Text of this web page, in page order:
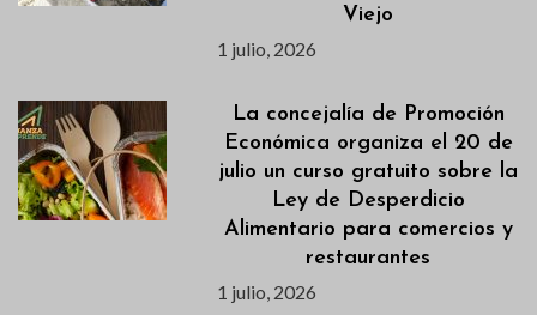
Viejo
1 julio, 2026
La concejalía de Promoción
Económica organiza el 20 de
julio un curso gratuito sobre la
Ley de Desperdicio
Alimentario para comercios y
restaurantes
1 julio, 2026